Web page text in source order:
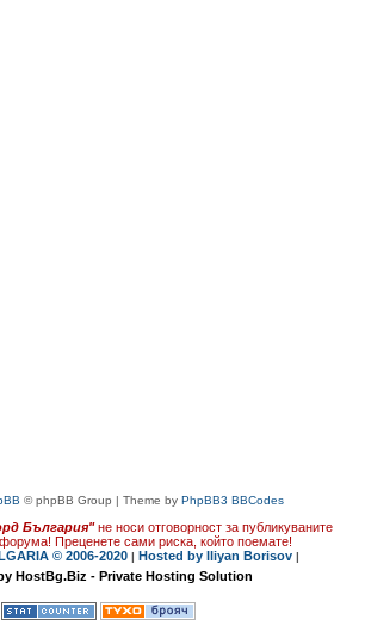
© phpBB Group | Theme by PhpBB3 BBCodes
България" не носи отговорност за публикуваните
Преценете сами риска, който поемате!
© 2006-2020 | Hosted by Iliyan Borisov |
HostBg.Biz - Private Hosting Solution